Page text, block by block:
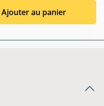
Ajouter au panier